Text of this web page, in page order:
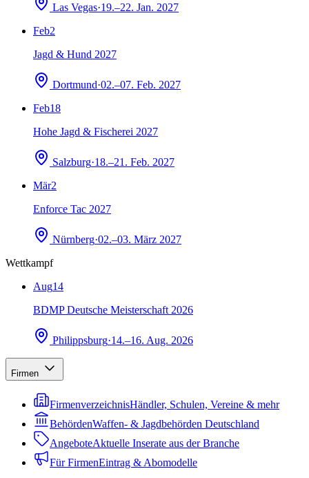
Las Vegas·19.–22. Jan. 2027
Feb2
Jagd & Hund 2027
Dortmund·02.–07. Feb. 2027
Feb18
Hohe Jagd & Fischerei 2027
Salzburg·18.–21. Feb. 2027
Mär2
Enforce Tac 2027
Nürnberg·02.–03. März 2027
Wettkampf
Aug14
BDMP Deutsche Meisterschaft 2026
Philippsburg·14.–16. Aug. 2026
Firmen
FirmenverzeichnisHändler, Schulen, Vereine & mehr
BehördenWaffen- & Jagdbehörden Deutschland
AngeboteAktuelle Inserate aus der Branche
Für FirmenEintrag & Abomodelle